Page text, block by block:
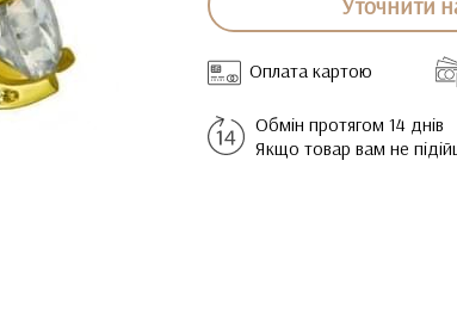
Оплата картою
Обмін протягом 14 днів
Якщо товар вам не